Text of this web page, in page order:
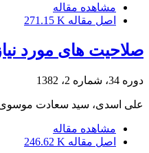
مشاهده مقاله
اصل مقاله 271.15 K
صلاحیت های مورد
دوره 34، شماره 2، 1382
علی اسدی، سید سعادت
مشاهده مقاله
اصل مقاله 246.62 K